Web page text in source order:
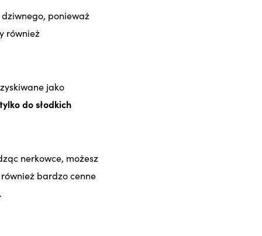
ponieważ
również
jako
do słodkich
nerkowce, możesz
bardzo cenne